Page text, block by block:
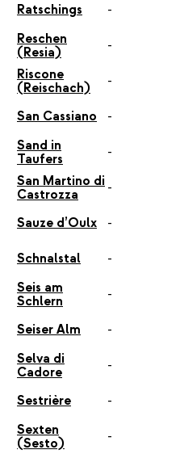
Ratschings -
Reschen
(Resia)
-
Riscone
(Reischach)
-
San Cassiano -
Sand in
Taufers
-
San Martino di
Castrozza
-
Sauze d’Oulx -
Schnalstal -
Seis am
Schlern
-
Seiser Alm -
Selva di
Cadore
-
Sestrière -
Sexten
(Sesto)
-